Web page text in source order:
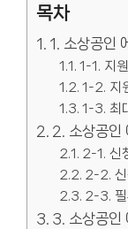
목차
1. 소상공인
1-1. 지
1-2. 지
1-3. 최
2. 소상공인
2-1. 신
2-2. 신
2-3. 필
3. 소상공인